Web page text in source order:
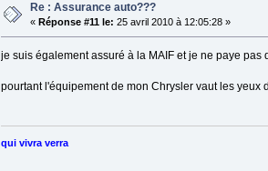
Re : Assurance auto???
« Réponse #11 le: 25 avril 2010 à 12:05:28 »
je suis également assuré à la MAIF et je ne paye
pourtant l'équipement de mon Chrysler vaut les yeux
qui vivra verra